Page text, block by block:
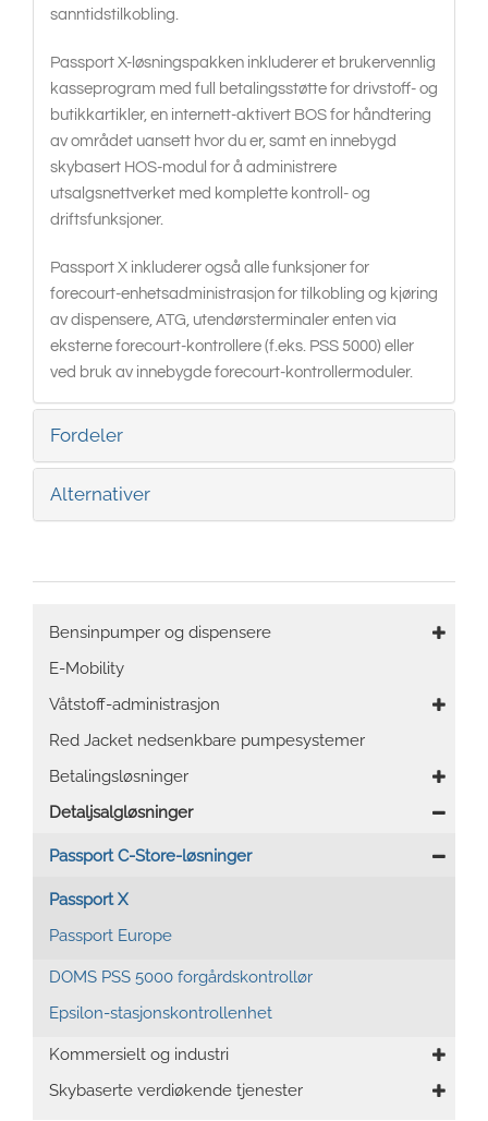
sanntidstilkobling.
Passport X-løsningspakken inkluderer et brukervennlig
kasseprogram med full betalingsstøtte for drivstoff- og
butikkartikler, en internett-aktivert BOS for håndtering
av området uansett hvor du er, samt en innebygd
skybasert HOS-modul for å administrere
utsalgsnettverket med komplette kontroll- og
driftsfunksjoner.
Passport X inkluderer også alle funksjoner for
forecourt-enhetsadministrasjon for tilkobling og kjøring
av dispensere, ATG, utendørsterminaler enten via
eksterne forecourt-kontrollere (f.eks. PSS 5000) eller
ved bruk av innebygde forecourt-kontrollermoduler.
Fordeler
Alternativer
Main
navigation
Bensinpumper og dispensere
E-Mobility
Våtstoff-administrasjon
Red Jacket nedsenkbare pumpesystemer
Betalingsløsninger
Detaljsalgløsninger
Passport C-Store-løsninger
Passport X
Passport Europe
DOMS PSS 5000 forgårdskontrollør
Epsilon-stasjonskontrollenhet
Kommersielt og industri
Skybaserte verdiøkende tjenester